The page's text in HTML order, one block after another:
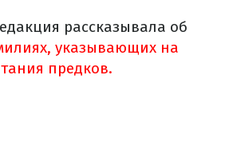
рассказывала об
указывающих на
предков.